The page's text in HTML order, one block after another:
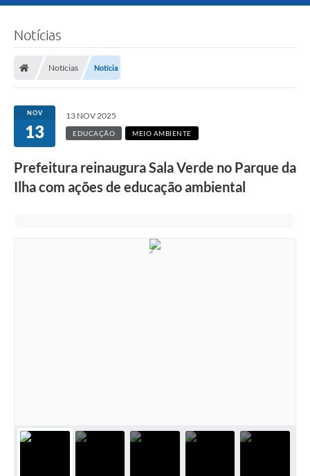
Notícias
Notícias Notícia
NOV
13
13 NOV 2025
EDUCAÇÃO MEIO AMBIENTE
Prefeitura reinaugura Sala Verde no Parque da
Ilha com ações de educação ambiental